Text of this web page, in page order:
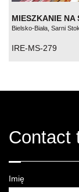
MIESZKANIE NA
Bielsko-Biała, Sarni Stok
IRE-MS-279
Contact
Imię